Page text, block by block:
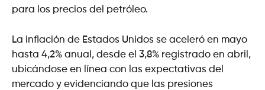
para los precios del petróleo.
La inflación de Estados Unidos se aceleró en mayo
hasta 4,2% anual, desde el 3,8% registrado en abril,
ubicándose en línea con las expectativas del
mercado y evidenciando que las presiones